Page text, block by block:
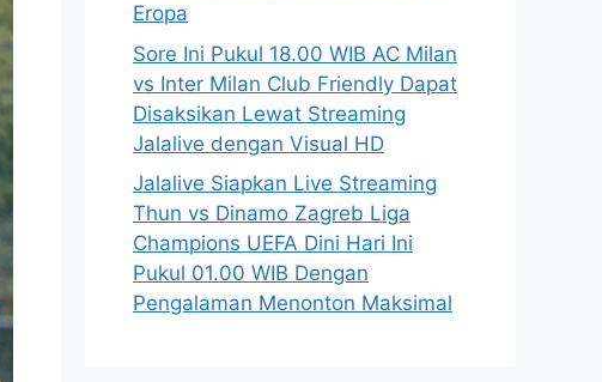
Eropa
Sore Ini Pukul 18.00 WIB AC Milan
vs Inter Milan Club Friendly Dapat
Disaksikan Lewat Streaming
Jalalive dengan Visual HD
Jalalive Siapkan Live Streaming
Thun vs Dinamo Zagreb Liga
Champions UEFA Dini Hari Ini
Pukul 01.00 WIB Dengan
Pengalaman Menonton Maksimal